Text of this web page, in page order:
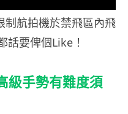
制航拍機於禁飛區內飛
話要俾個Like！
手勢有難度須